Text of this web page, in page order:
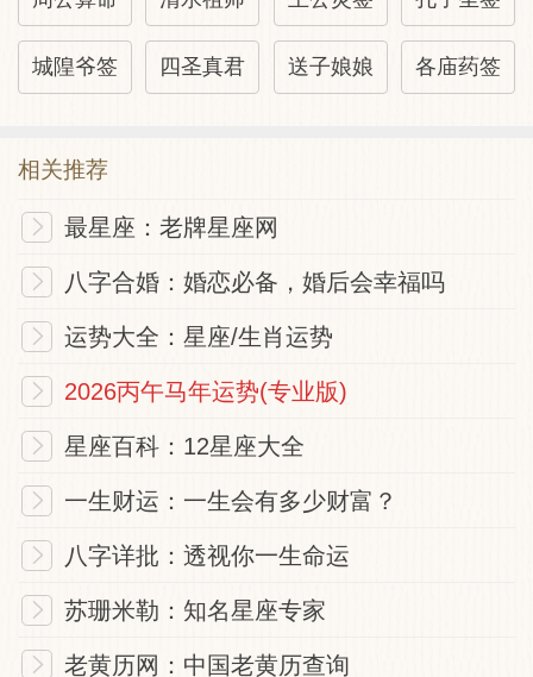
子灵验”闻名。
‌苏州寒山寺（江苏）‌
‌地址‌：苏州市姑苏区
为求子圣地。
‌泉州天后宫（福建）‌
‌地址‌：泉州市鲤城区
‌特色‌：闽南地区送子娘娘信仰与妈祖文化结
合。
‌三、华南地区‌
城隍爷签 四圣真君 送子娘娘 各庙药签
相关推荐
最星座：老牌星座网
八字合婚：婚恋必备，婚后会幸福吗
运势大全：星座/生肖运势
2026丙午马年运势(专业版)
星座百科：12星座大全
一生财运：一生会有多少财富？
八字详批：透视你一生命运
苏珊米勒：知名星座专家
老黄历网：中国老黄历查询